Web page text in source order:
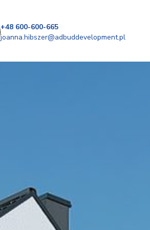
+48 600-600-665
joanna.hibszer@adbuddevelopment.pl